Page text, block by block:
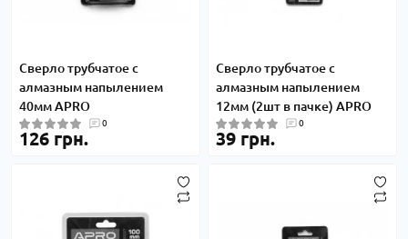
Сверло трубчатое с
алмазным напылением
40мм APRO
0
126 грн.
Сверло трубчатое с
алмазным напылением
12мм (2шт в пачке) APRO
0
39 грн.